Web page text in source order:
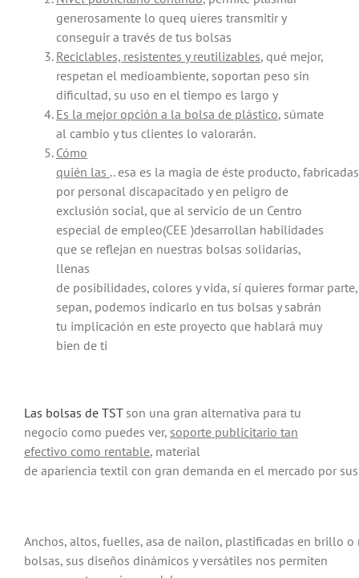
generosamente lo queq uieres transmitir y
conseguir a través de tus bolsas
Reciclables, resistentes y reutilizables, qué mejor,
respetan el medioambiente, soportan peso sin
dificultad, su uso en el tiempo es largo y
Es la mejor opción a la bolsa de plástico, súmate
al cambio y tus clientes lo valorarán.
Cómo
quién las .. esa es la magia de éste producto, fabricadas
por personal discapacitado y en peligro de
exclusión social, que al servicio de un Centro
especial de empleo(CEE )desarrollan habilidades
que se reflejan en nuestras bolsas solidarias,
llenas
de posibilidades, colores y vida, sí quieres formar
sepan, podemos indicarlo en tus bolsas y sabrán
tu implicación en este proyecto que hablará muy
bien de ti
Las bolsas de TSTson una gran alternativa para tu
negocio como puedes ver, soporte publicitario tan
efectivo como rentable, material
de apariencia textil con gran demanda en el mercado por
Anchos, altos, fuelles, asa de nailon, plastificadas en brillo
bolsas, sus diseños dinámicos y versátiles nos permiten